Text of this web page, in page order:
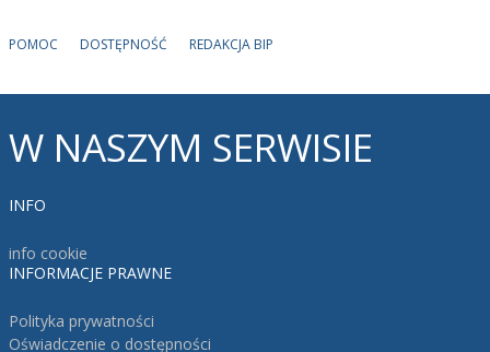
POMOC DOSTĘPNOŚĆ REDAKCJA BIP
WNASZYM SERWISIE
INFO
info cookie
INFORMACJEPRAWNE
Polityka prywatności
Oświadczenie o dostępności